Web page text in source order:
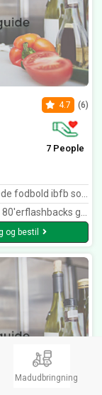
4.7 (6)
7 People
føle god gamle ægte mad hmmm burgere retter dt hel top top .
Kina - en drøm i en ørken af dødsyge pizzarier.
og bestil
Madudbringning